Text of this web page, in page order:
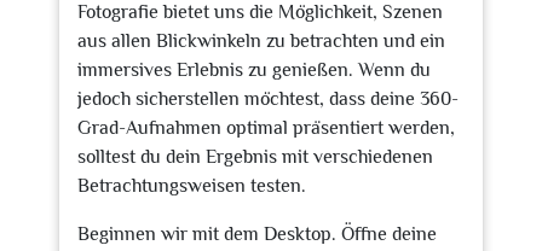
Fotografie bietet uns die Möglichkeit, Szenen
aus allen Blickwinkeln zu betrachten und ein
immersives Erlebnis zu genießen. Wenn du
jedoch sicherstellen möchtest, dass deine 360-
Grad-Aufnahmen optimal präsentiert werden,
solltest du dein Ergebnis mit verschiedenen
Betrachtungsweisen testen.
Beginnen wir mit dem Desktop. Öffne deine